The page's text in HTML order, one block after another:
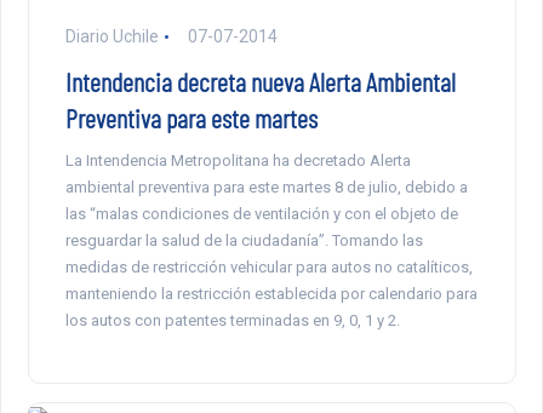
Diario Uchile 07-07-2014
Intendencia decreta nueva Alerta Ambiental
Preventiva para este martes
La Intendencia Metropolitana ha decretado Alerta
ambiental preventiva para este martes 8 de julio, debido a
las “malas condiciones de ventilación y con el objeto de
resguardar la salud de la ciudadanía”. Tomando las
medidas de restricción vehicular para autos no catalíticos,
manteniendo la restricción establecida por calendario para
los autos con patentes terminadas en 9, 0, 1 y 2.